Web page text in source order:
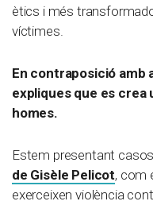
ètics i més
víctimes.
En contraposició amb
expliques que es crea
homes.
Estem presentant
de Gisèle Pelicot, com
exerceixen violència